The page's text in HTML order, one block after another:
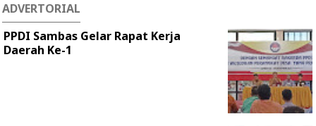
ADVERTORIAL
PPDI Sambas Gelar Rapat Kerja
Daerah Ke-1